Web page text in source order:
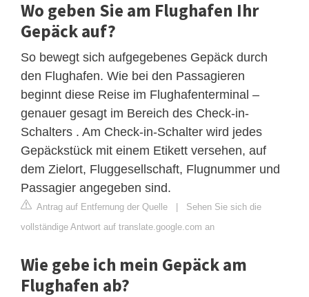
Wo geben Sie am Flughafen Ihr
Gepäck auf?
So bewegt sich aufgegebenes Gepäck durch
den Flughafen. Wie bei den Passagieren
beginnt diese Reise im Flughafenterminal –
genauer gesagt im Bereich des Check-in-
Schalters . Am Check-in-Schalter wird jedes
Gepäckstück mit einem Etikett versehen, auf
dem Zielort, Fluggesellschaft, Flugnummer und
Passagier angegeben sind.
Antrag auf Entfernung der Quelle | Sehen Sie sich die
vollständige Antwort auf translate.google.com an
Wie gebe ich mein Gepäck am
Flughafen ab?